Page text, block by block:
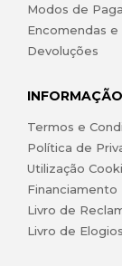
Modos de
Encomendas e
Devoluções
Termos e
Política de
Utilização
Financiamento
Livro de
Livro de Elogios